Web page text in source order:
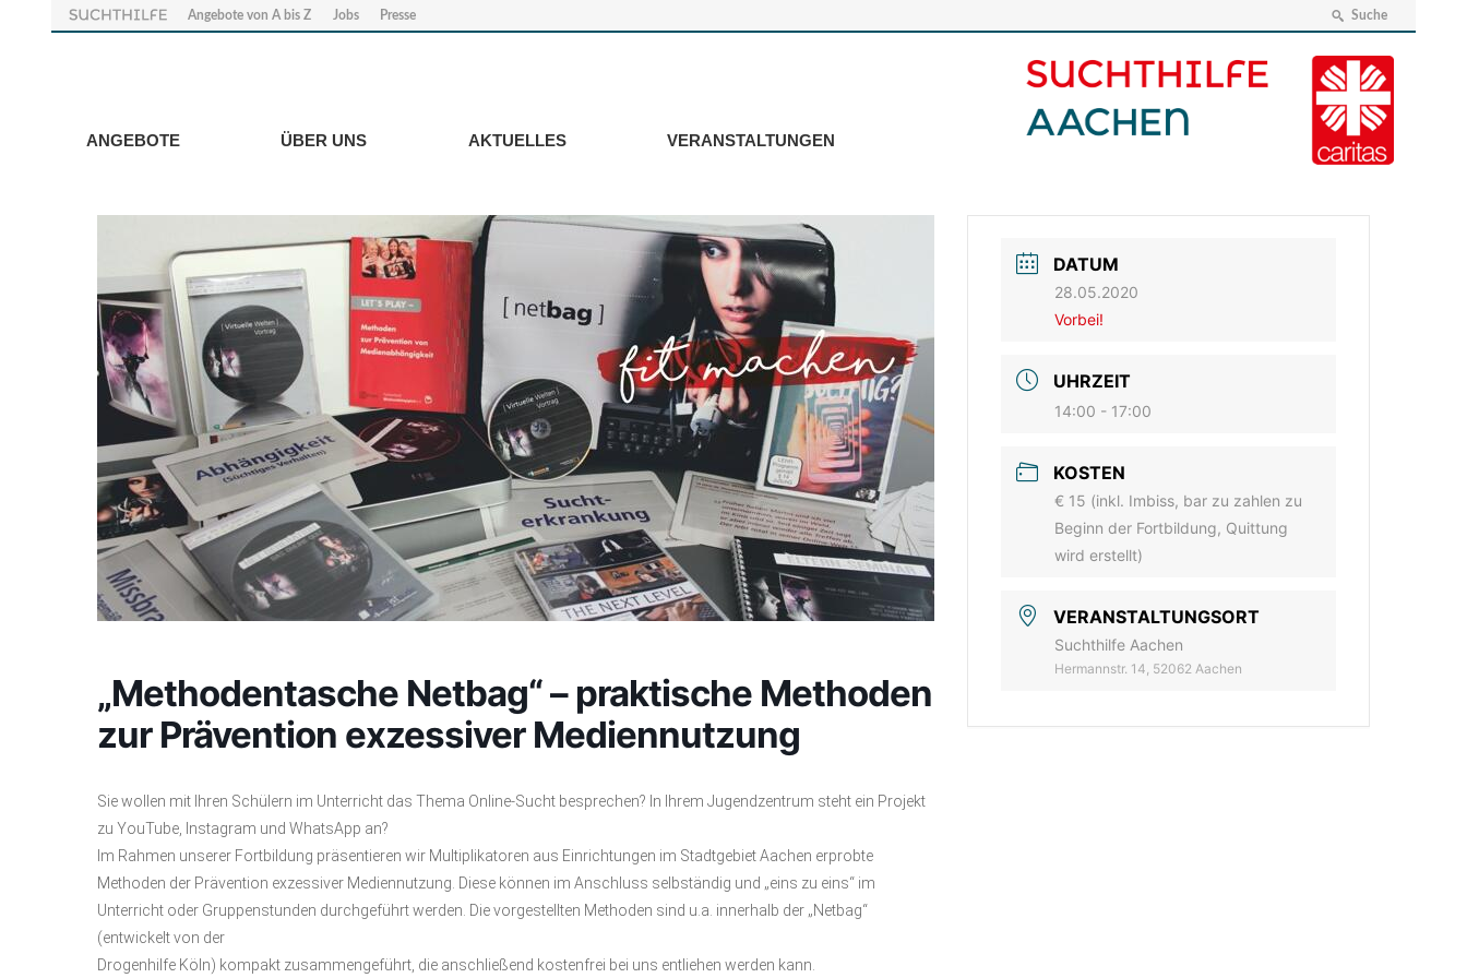
Angebote von A bis Z Jobs Presse Suche
ANGEBOTE ÜBER UNS AKTUELLES VERANSTALTUNGEN
„Methodentasche Netbag“ – praktische Methoden
zur Prävention exzessiver Mediennutzung
Sie wollen mit Ihren Schülern im Unterricht das Thema Online-Sucht besprechen? In Ihrem Jugendzentrum steht ein Projekt
zu YouTube, Instagram und WhatsApp an?
Im Rahmen unserer Fortbildung präsentieren wir Multiplikatoren aus Einrichtungen im Stadtgebiet Aachen erprobte
Methoden der Prävention exzessiver Mediennutzung. Diese können im Anschluss selbständig und „eins zu eins“ im
Unterricht oder Gruppenstunden durchgeführt werden. Die vorgestellten Methoden sind u.a. innerhalb der „Netbag“
(entwickelt von der
Drogenhilfe Köln) kompakt zusammengeführt, die anschließend kostenfrei bei uns entliehen werden kann.
DATUM
28.05.2020
Vorbei!
UHRZEIT
14:00 - 17:00
KOSTEN
€ 15 (inkl. Imbiss, bar zu zahlen zu
Beginn der Fortbildung, Quittung
wird erstellt)
VERANSTALTUNGSORT
Suchthilfe Aachen
Hermannstr. 14, 52062 Aachen